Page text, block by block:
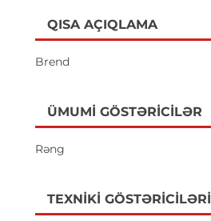
QISA AÇIQLAMA
Brend
ÜMUMI GÖSTƏRICILƏR
Rəng
TEXNIKI GÖSTƏRICILƏRI